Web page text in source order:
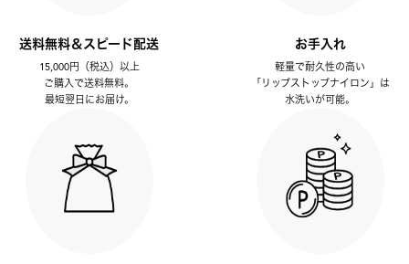
送料無料＆スピード配送
15,000円（税込）以上
ご購入で送料無料。
最短翌日にお届け。
お手入れ
軽量で耐久性の高い
「リップストップナイロン」は
水洗いが可能。